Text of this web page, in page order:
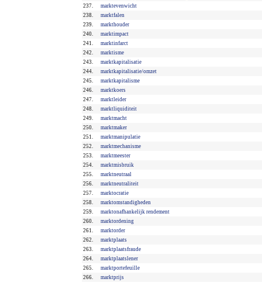
237.
marktevenwicht
238.
marktfalen
239.
markthouder
240.
marktimpact
241.
marktinfarct
242.
marktisme
243.
marktkapitalisatie
244.
marktkapitalisatie/omzet
245.
marktkapitalisme
246.
marktkoers
247.
marktleider
248.
marktliquiditeit
249.
marktmacht
250.
marktmaker
251.
marktmanipulatie
252.
marktmechanisme
253.
marktmeester
254.
marktmisbruik
255.
marktneutraal
256.
marktneutraliteit
257.
marktocratie
258.
marktomstandigheden
259.
marktonafhankelijk rendement
260.
marktordening
261.
marktorder
262.
marktplaats
263.
marktplaatsfraude
264.
marktplaatslener
265.
marktportefeuille
266.
marktprijs